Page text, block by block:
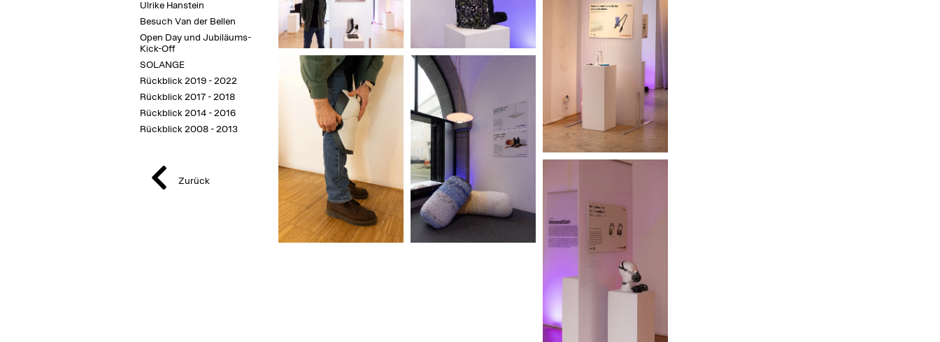
Ulrike Hanstein
Besuch Van der Bellen
Open Day und Jubiläums-
Kick-Off
SOLANGE
Rückblick 2019 - 2022
Rückblick 2017 - 2018
Rückblick 2014 - 2016
Rückblick 2008 - 2013
Zurück